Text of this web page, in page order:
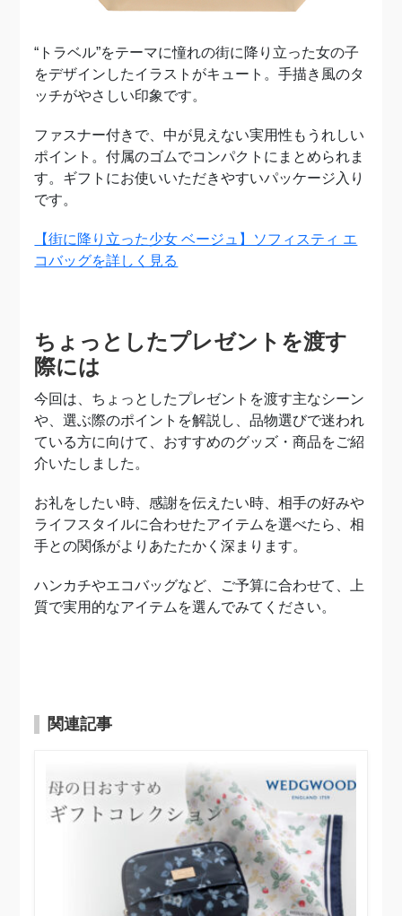
“トラベル”をテーマに憧れの街に降り立った女の子
をデザインしたイラストがキュート。手描き風のタ
ッチがやさしい印象です。
ファスナー付きで、中が見えない実用性もうれしい
ポイント。付属のゴムでコンパクトにまとめられま
す。ギフトにお使いいただきやすいパッケージ入り
です。
【街に降り立った少女 ベージュ】ソフィスティ エ
コバッグを詳しく見る
ちょっとしたプレゼントを渡す
際には
今回は、ちょっとしたプレゼントを渡す主なシーン
や、選ぶ際のポイントを解説し、品物選びで迷われ
ている方に向けて、おすすめのグッズ・商品をご紹
介いたしました。
お礼をしたい時、感謝を伝えたい時、相手の好みや
ライフスタイルに合わせたアイテムを選べたら、相
手との関係がよりあたたかく深まります。
ハンカチやエコバッグなど、ご予算に合わせて、上
質で実用的なアイテムを選んでみてください。
関連記事